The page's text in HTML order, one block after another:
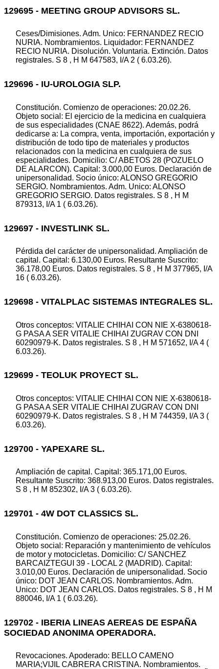
129695 - MEETING GROUP ADVISORS SL.
Ceses/Dimisiones. Adm. Unico: FERNANDEZ RECIO
NURIA. Nombramientos. Liquidador: FERNANDEZ
RECIO NURIA. Disolución. Voluntaria. Extinción. Datos
registrales. S 8 , H M 647583, I/A 2 ( 6.03.26).
129696 - IU-UROLOGIA SLP.
Constitución. Comienzo de operaciones: 20.02.26.
Objeto social: El ejercicio de la medicina en cualquiera
de sus especialidades (CNAE 8622). Además, podrá
dedicarse a: La compra, venta, importación, exportación y
distribución de todo tipo de materiales y productos
relacionados con la medicina en cualquiera de sus
especialidades. Domicilio: C/ ABETOS 28 (POZUELO
DE ALARCON). Capital: 3.000,00 Euros. Declaración de
unipersonalidad. Socio único: ALONSO GREGORIO
SERGIO. Nombramientos. Adm. Unico: ALONSO
GREGORIO SERGIO. Datos registrales. S 8 , H M
879313, I/A 1 ( 6.03.26).
129697 - INVESTLINK SL.
Pérdida del carácter de unipersonalidad. Ampliación de
capital. Capital: 6.130,00 Euros. Resultante Suscrito:
36.178,00 Euros. Datos registrales. S 8 , H M 377965, I/A
16 ( 6.03.26).
129698 - VITALPLAC SISTEMAS INTEGRALES SL.
Otros conceptos: VITALIE CHIHAI CON NIE X-6380618-
G PASA A SER VITALIE CHIHAI ZUGRAV CON DNI
60290979-K. Datos registrales. S 8 , H M 571652, I/A 4 (
6.03.26).
129699 - TEOLUK PROYECT SL.
Otros conceptos: VITALIE CHIHAI CON NIE X-6380618-
G PASA A SER VITALIE CHIHAI ZUGRAV CON DNI
60290979-K. Datos registrales. S 8 , H M 744359, I/A 3 (
6.03.26).
129700 - YAPEXARE SL.
Ampliación de capital. Capital: 365.171,00 Euros.
Resultante Suscrito: 368.913,00 Euros. Datos registrales.
S 8 , H M 852302, I/A 3 ( 6.03.26).
129701 - 4W DOT CLASSICS SL.
Constitución. Comienzo de operaciones: 25.02.26.
Objeto social: Reparación y mantenimiento de vehículos
de motor y motocicletas. Domicilio: C/ SANCHEZ
BARCAIZTEGUI 39 - LOCAL 2 (MADRID). Capital:
3.010,00 Euros. Declaración de unipersonalidad. Socio
único: DOT JEAN CARLOS. Nombramientos. Adm.
Unico: DOT JEAN CARLOS. Datos registrales. S 8 , H M
880046, I/A 1 ( 6.03.26).
129702 - IBERIA LINEAS AEREAS DE ESPAÑA
SOCIEDAD ANONIMA OPERADORA.
Revocaciones. Apoderado: BELLO CAMENO
MARIA;VIJIL CABRERA CRISTINA. Nombramientos.